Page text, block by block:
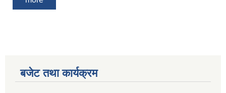
बजेट तथा कार्यक्रम